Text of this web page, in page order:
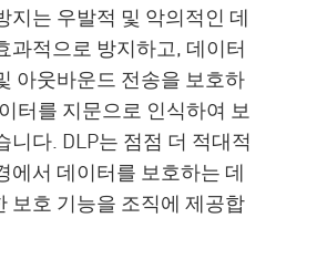
지는 우발적 및 악의적인 데
과적으로 방지하고, 데이터
아웃바운드 전송을 보호하
터를 지문으로 인식하여 보
니다. DLP는 점점 더 적대적
에서 데이터를 보호하는 데
보호 기능을 조직에 제공합